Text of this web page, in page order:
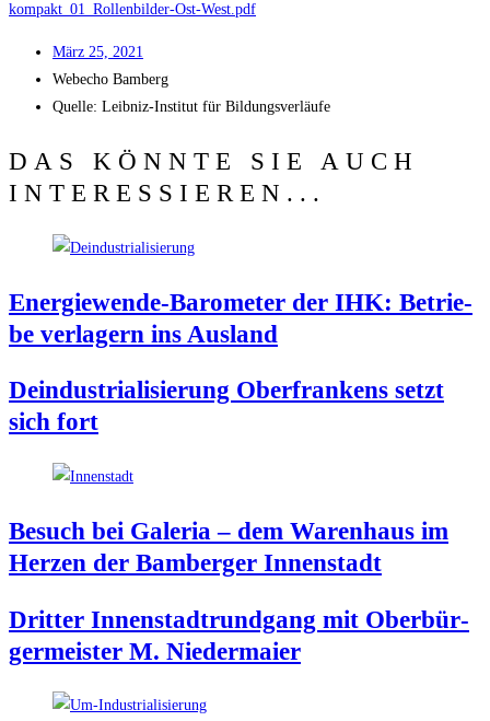
kompakt_01_Rollenbilder-Ost-West.pdf
März 25, 2021
Web­echo Bamberg
Quel­le: Leib­niz-Insti­tut für Bildungsverläufe
DAS KÖNNTE SIE AUCH
INTERESSIEREN...
Ener­gie­wen­de-Baro­me­ter der IHK: Betrie­
be ver­la­gern ins Ausland
Deindus­tria­li­sie­rung Ober­fran­kens setzt
sich fort
Besuch bei Gale­ria – dem Waren­haus im
Her­zen der Bam­ber­ger Innenstadt
Drit­ter Innen­stadt­rund­gang mit Ober­bür­
ger­meis­ter M. Niedermaier